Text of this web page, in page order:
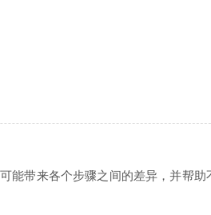
带来各个步骤之间的差异，并帮助